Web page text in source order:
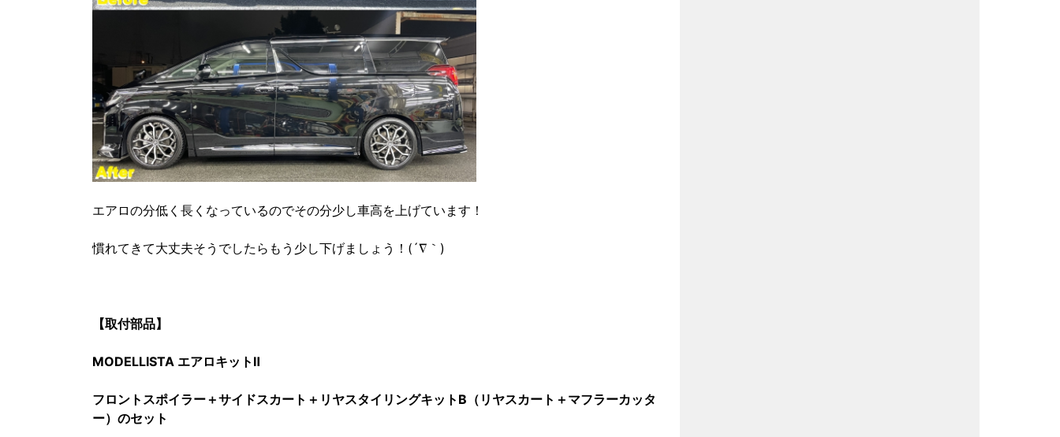
エアロの分低く長くなっているのでその分少し車高を上げています！
慣れてきて大丈夫そうでしたらもう少し下げましょう！(´∇｀)
【取付部品】
MODELLISTA エアロキットⅡ
フロントスポイラー＋サイドスカート＋リヤスタイリングキットB（リヤスカート＋マフラーカッタ
ー）のセット